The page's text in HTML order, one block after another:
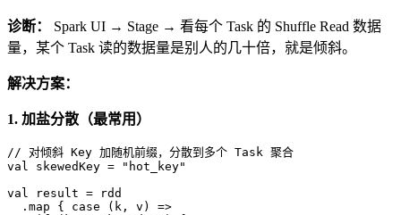
诊断：
Spark UI → Stage → 看每个 Task 的 Shuffle Read 数据
量，某个 Task 读的数据量是别人的几十倍，就是倾斜。
解决方案：
1. 加盐分散（最常用）
// 对倾斜 Key 加随机前缀，分散到多个 Task 聚合
val skewedKey =
"hot_key"
val result = rdd
  .map {
case (k, v) =>